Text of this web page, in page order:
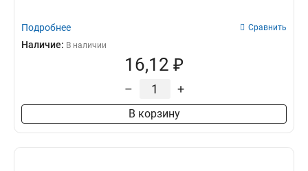
Подробнее Сравнить
Наличие: В наличии
16,12 ₽
– +
В корзину